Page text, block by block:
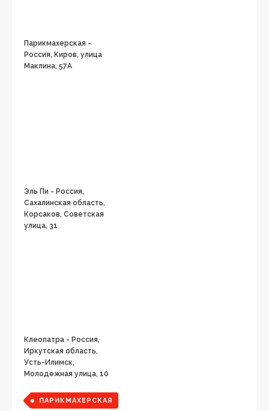
Парикмахерская -
Россия, Киров, улица
Маклина, 57А
Эль Пи - Россия,
Сахалинская область,
Корсаков, Советская
улица, 31
Клеопатра - Россия,
Иркутская область,
Усть-Илимск,
Молодежная улица, 10
ПАРИКМАХЕРСКАЯ